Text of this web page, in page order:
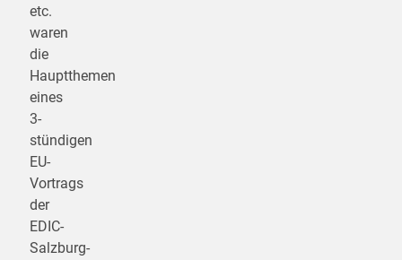
etc.
waren
die
Hauptthemen
eines
3-
stündigen
EU-
Vortrags
der
EDIC-
Salzburg-